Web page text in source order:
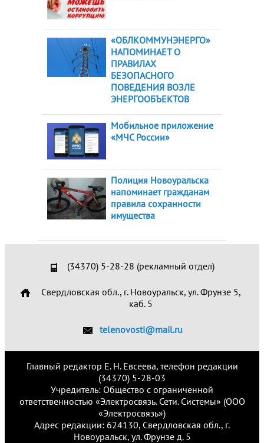
«ОБЛКОММУНЭНЕРГО»
НАПОМИНАЕТ О
ПРАВИЛАХ
БЕЗОПАСНОГО
ПОВЕДЕНИЯ ВОЗЛЕ
ЭНЕРГООБЪЕКТОВ
Мобильное приложение
«МЧС России»
Полиция Новоуральска
напоминает гражданам
правила сохранности
имущества
(34370) 5-28-28 (рекламный отдел)
Свердловская обл., г. Новоуральск, ул. Фрунзе 5,
каб. 5
telenovosti@mail.ru
Главный редактор Е. Н. Евсеева, телефон редакции
(34370) 5-28-03
Учредитель: Общество с ограниченной
ответственностью «Электросвязь. Сети. Системы» (ООО
«Электросвязь»)
Адрес редакции: 624130, Свердловская обл., г.
Новоуральск, ул. Фрунзе д. 5